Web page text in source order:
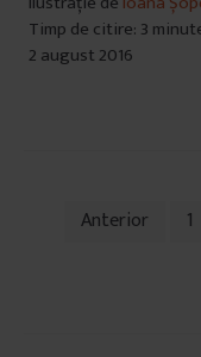
Timp de citire: 3
2 august 2016
Anterior 1